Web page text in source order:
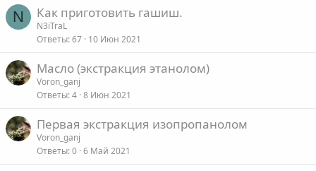
N Как приготовить гашиш.
N3iTraL
Ответы 67 10 Июн 2021
Масло (экстракция этанолом)
Voron_ganj
Ответы 4 8 Июн 2021
Первая экстракция изопропанолом
Voron_ganj
Ответы 0 6 Май 2021